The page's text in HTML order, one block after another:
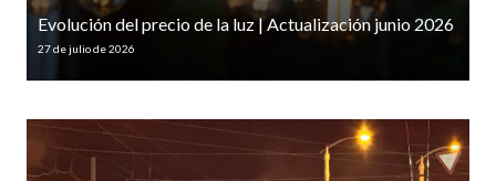
Evolución del precio de la luz | Actualización junio 2026
27 de julio de 2026